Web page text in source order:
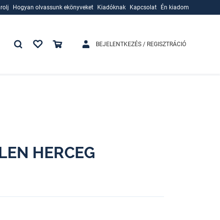
Hogyan olvassunk ekönyveket
Kiadóknak
Kapcsolat Én kiadom
BEJELENTKEZÉS / REGISZTRÁCIÓ
HERCEG